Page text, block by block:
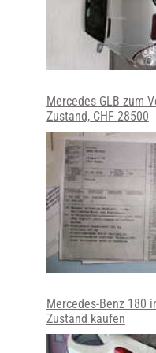
Mercedes GLB zum
Zustand, CHF 28500
Mercedes-Benz 180
Zustand kaufen